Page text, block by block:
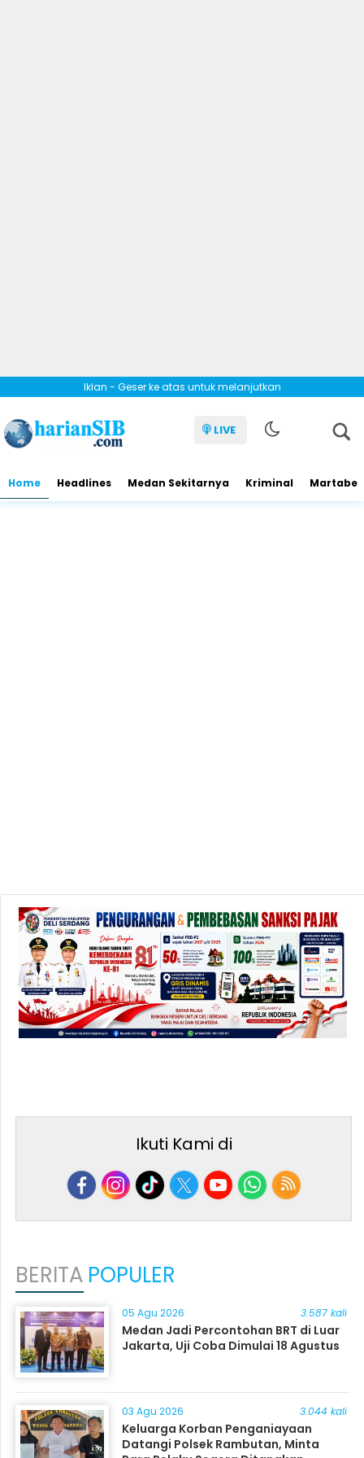
Iklan - Geser ke atas untuk melanjutkan
LIVE
Home Headlines Medan Sekitarnya Kriminal Martabe
Ikuti Kami di
BERITA POPULER
05 Agu 2026 3.587 kali
Medan Jadi Percontohan BRT di Luar
Jakarta, Uji Coba Dimulai 18 Agustus
03 Agu 2026 3.044 kali
Keluarga Korban Penganiayaan
Datangi Polsek Rambutan, Minta